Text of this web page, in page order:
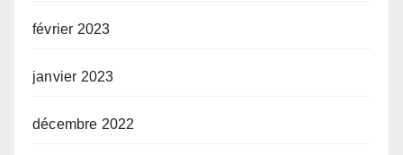
février 2023
janvier 2023
décembre 2022